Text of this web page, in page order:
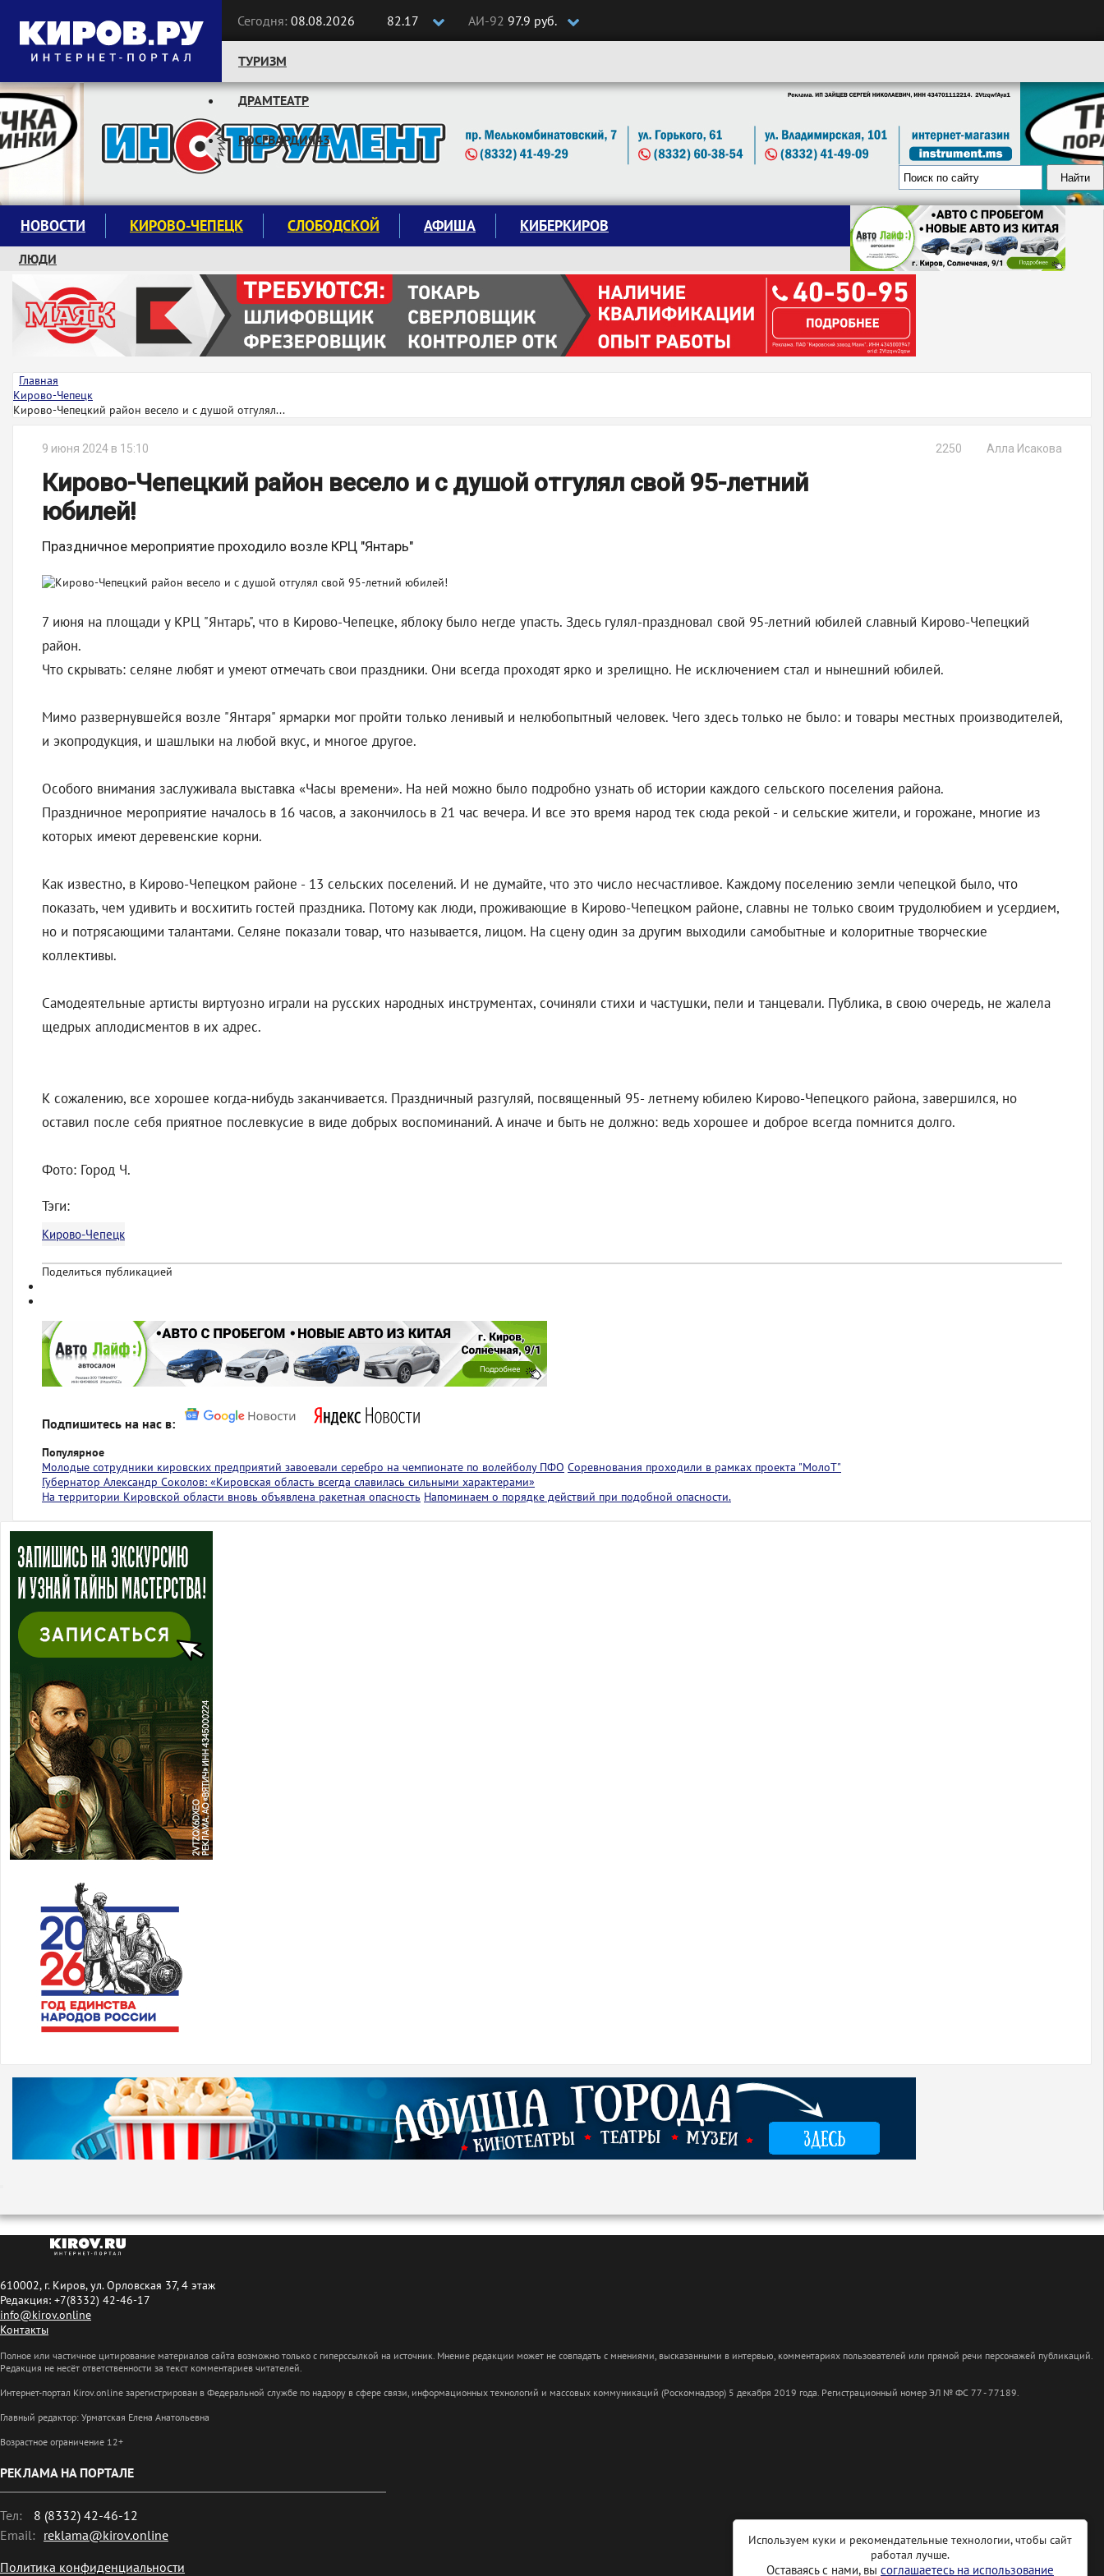
Сегодня: 08.08.2026 82.17 АИ-92 97.9 руб.
Следите за новостями:
ТУРИЗМ
ДРАМТЕАТР
РОСГВАРДИЯ43
НОВОСТИ КИРОВО-ЧЕПЕЦК СЛОБОДСКОЙ АФИША КИБЕРКИРОВ
ЛЮДИ
КРУЖКИ И СЕКЦИИ
ЗАВОДУ "МАЯК" 85 ЛЕТ
ЭКОЛОГИЯ
Главная
Кирово-Чепецк
Кирово-Чепецкий район весело и с душой отгулял...
9 июня 2024 в 15:10 Алла Исакова
2250
Кирово-Чепецкий район весело и с душой отгулял свой 95-летний
юбилей!
Праздничное мероприятие проходило возле КРЦ "Янтарь"
7 июня на площади у КРЦ "Янтарь", что в Кирово-Чепецке, яблоку было негде упасть. Здесь гулял-праздновал свой 95-летний юбилей славный Кирово-Чепецкий
район.
Что скрывать: селяне любят и умеют отмечать свои праздники. Они всегда проходят ярко и зрелищно. Не исключением стал и нынешний юбилей.
Мимо развернувшейся возле "Янтаря" ярмарки мог пройти только ленивый и нелюбопытный человек. Чего здесь только не было: и товары местных производителей,
и экопродукция, и шашлыки на любой вкус, и многое другое.
Особого внимания заслуживала выставка «Часы времени». На ней можно было подробно узнать об истории каждого сельского поселения района.
Праздничное мероприятие началось в 16 часов, а закончилось в 21 час вечера. И все это время народ тек сюда рекой - и сельские жители, и горожане, многие из
которых имеют деревенские корни.
Как известно, в Кирово-Чепецком районе - 13 сельских поселений. И не думайте, что это число несчастливое. Каждому поселению земли чепецкой было, что
показать, чем удивить и восхитить гостей праздника. Потому как люди, проживающие в Кирово-Чепецком районе, славны не только своим трудолюбием и усердием,
но и потрясающими талантами. Селяне показали товар, что называется, лицом. На сцену один за другим выходили самобытные и колоритные творческие
коллективы.
Самодеятельные артисты виртуозно играли на русских народных инструментах, сочиняли стихи и частушки, пели и танцевали. Публика, в свою очередь, не жалела
щедрых аплодисментов в их адрес.
К сожалению, все хорошее когда-нибудь заканчивается. Праздничный разгуляй, посвященный 95- летнему юбилею Кирово-Чепецкого района, завершился, но
оставил после себя приятное послевкусие в виде добрых воспоминаний. А иначе и быть не должно: ведь хорошее и доброе всегда помнится долго.
Фото: Город Ч.
Тэги:
Кирово-Чепецк
Поделиться публикацией
Подпишитесь на нас в:
Популярное
Молодые сотрудники кировских предприятий завоевали серебро на чемпионате по волейболу ПФО Соревнования проходили в рамках проекта "МолоТ"
Губернатор Александр Соколов: «Кировская область всегда славилась сильными характерами»
На территории Кировской области вновь объявлена ракетная опасность Напоминаем о порядке действий при подобной опасности.
610002, г. Киров, ул. Орловская 37, 4 этаж
Редакция: +7(8332) 42-46-17
info@kirov.online
Контакты
Полное или частичное цитирование материалов сайта возможно только с гиперссылкой на источник. Мнение редакции может не совпадать с мнениями, высказанными в интервью, комментариях пользователей или прямой речи персонажей публикаций.
Редакция не несёт ответственности за текст комментариев читателей.
Интернет-портал Kirov.online зарегистрирован в Федеральной службе по надзору в сфере связи, информационных технологий и массовых коммуникаций (Роскомнадзор) 5 декабря 2019 года. Регистрационный номер ЭЛ № ФС 77 - 77189.
Главный редактор: Урматская Елена Анатольевна
Возрастное ограничение 12+
РЕКЛАМА НА ПОРТАЛЕ
Тел:
8 (8332) 42-46-12
Email: reklama@kirov.online
Политика конфиденциальности
Используем куки и рекомендательные технологии, чтобы сайт
работал лучше.
Оставаясь с нами, вы соглашаетесь на использование